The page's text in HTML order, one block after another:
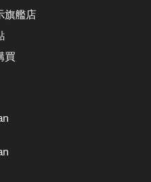
旗艦店
買